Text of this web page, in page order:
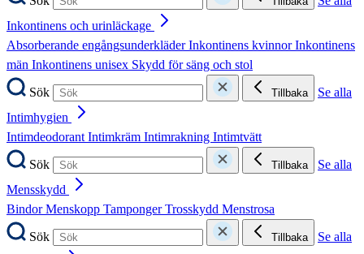
Inkontinens och urinläckage
Absorberande engångsunderkläderInkontinens kvinnorInkontinens
män Inkontinens unisex Skydd för säng och stol
Sök
Tillbaka
Se alla
Intimhygien
IntimdeodorantIntimkräm Intimrakning Intimtvätt
Sök
Tillbaka
Se alla
Mensskydd
BindorMenskopp TampongerTrosskydd Menstrosa
Sök
Tillbaka
Se alla